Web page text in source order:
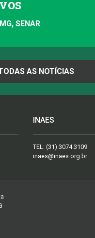
SENAR
AS NOTÍCIAS
INAES
TEL: (31) 3074.3109
inaes@inaes.org.br